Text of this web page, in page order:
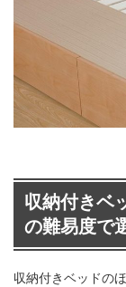
収納付きベ
の難易度で
収納付きベッドの